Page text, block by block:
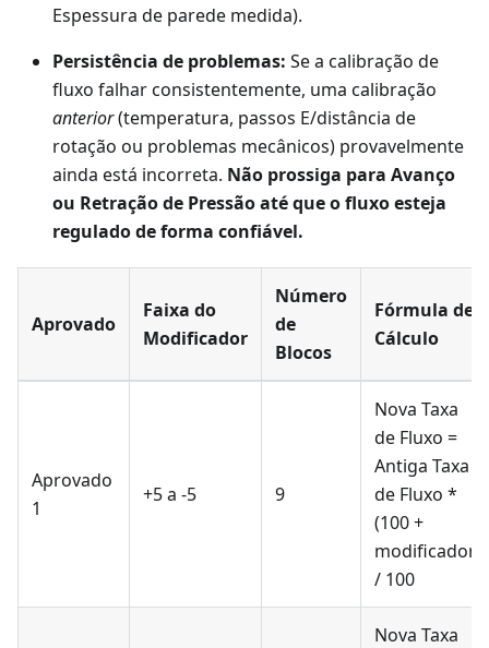
Espessura de parede medida).
Persistência de problemas: Se a calibração de
fluxo falhar consistentemente, uma calibração
anterior(temperatura, passos E/distância de
rotação ou problemas mecânicos) provavelmente
ainda está incorreta. Não prossiga para Avanço
ou Retração de Pressão até que o fluxo esteja
regulado de forma confiável.
Aprovado
Faixa do
Modificador
Número
de
Blocos
Fórmula de
Cálculo
Aprovado
1
+5 a -5 9
Nova Taxa
de Fluxo =
Antiga Taxa
de Fluxo *
(100 +
modificador)
/ 100
Nova Taxa